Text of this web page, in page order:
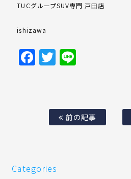
TUCグループSUV専門 戸田店
ishizawa
Facebook
Twitter
前の記事
Categories